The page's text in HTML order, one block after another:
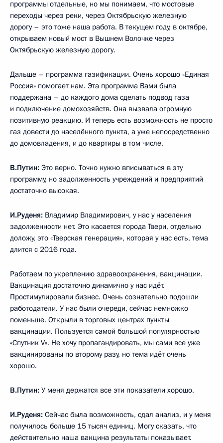
программы отдельные, но мы понимаем, что мостовые
переходы через реки, через Октябрьскую железную
дорогу – это тоже наша работа. В текущем году, в октябре,
открываем новый мост в Вышнем Волочке через
Октябрьскую железную дорогу.
Дальше – программа газификации. Очень хорошо «Единая
Россия» помогает нам. Эта программа Вами была
поддержана – до каждого дома сделать подвод газа
и подключение домохозяйств. Она вызвала огромную
позитивную реакцию. И теперь есть возможность не просто
газ довести до населённого пункта, а уже непосредственно
до домовладения, и до квартиры в том числе.
В.Путин: Это верно. Точно нужно вписываться в эту
программу, но задолженность учреждений и предприятий
достаточно высокая.
И.Руденя: Владимир Владимирович, у нас у населения
задолженности нет. Это касается города Твери, отдельно
доложу, это «Тверская генерация», которая у нас есть, тема
длится с 2016 года.
Работаем по укреплению здравоохранения, вакцинации.
Вакцинация достаточно динамично у нас идёт.
Простимулировали бизнес. Очень сознательно подошли
работодатели. У нас были очереди, сейчас немножко
поменьше. Открыли в торговых центрах пункты
вакцинации. Пользуется самой большой популярностью
«Спутник V». Не хочу пропагандировать, мы сами все уже
вакцинированы по второму разу, но тема идёт очень
хорошо.
В.Путин: У меня держатся все эти показатели хорошо.
И.Руденя: Сейчас была возможность, сдал анализ, и у меня
получилось больше 15 тысяч единиц. Могу сказать, что
действительно наша вакцина результаты показывает.